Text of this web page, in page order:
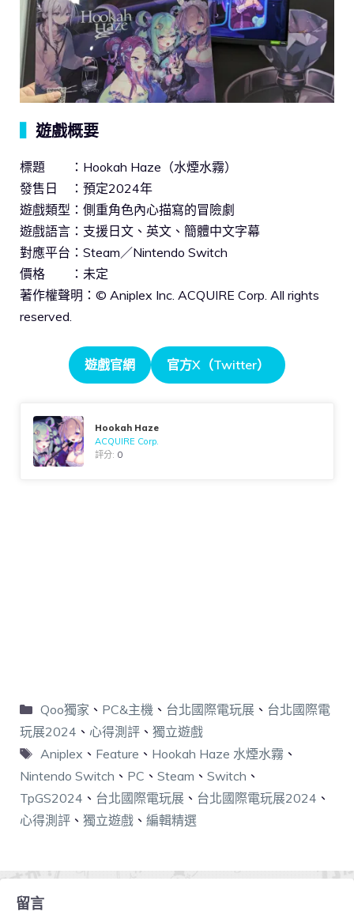
遊戲概要
標題 ：Hookah Haze（水煙水霧）
發售日 ：預定2024年
遊戲類型：側重角色內心描寫的冒險劇
遊戲語言：支援日文、英文、簡體中文字幕
對應平台：Steam／Nintendo Switch
價格 ：未定
著作權聲明：© Aniplex Inc. ACQUIRE Corp. All rights
reserved.
遊戲官網 官方X（Twitter）
Hookah Haze
ACQUIRE Corp.
評分: 0
Qoo獨家 、 PC&主機 、 台北國際電玩展、 台北國際電
玩展2024 、 心得測評 、 獨立遊戲
Aniplex 、 Feature 、 Hookah Haze 水煙水霧 、
Nintendo Switch 、 PC 、 Steam 、 Switch 、
TpGS2024 、 台北國際電玩展 、 台北國際電玩展2024 、
心得測評 、 獨立遊戲 、 編輯精選
留言